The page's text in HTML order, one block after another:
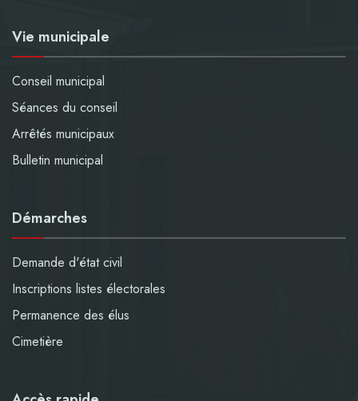
Vie municipale
Conseil municipal
Séances du conseil
Arrêtés municipaux
Bulletin municipal
Démarches
Demande d'état civil
Inscriptions listes électorales
Permanence des élus
Cimetière